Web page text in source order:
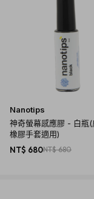
Nanotips
神奇螢幕感應膠 - 白瓶(
橡膠手套適用)
NT$ 680NT$ 680